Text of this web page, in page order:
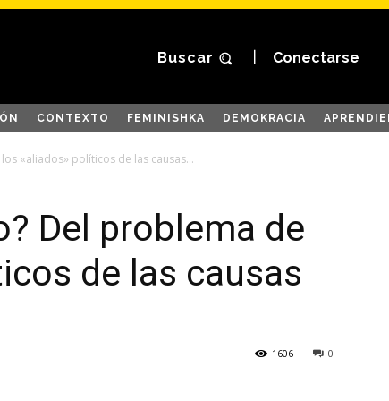
Buscar Conectarse
CONTEXTO FEMINISHKA DEMOKRACIA
«aliados» políticos de las causas...
Del problema de
de las causas
0
1606